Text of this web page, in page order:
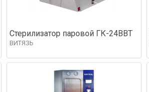
Стерилизатор паровой ГК-24ВВТ
ВИТЯЗЬ